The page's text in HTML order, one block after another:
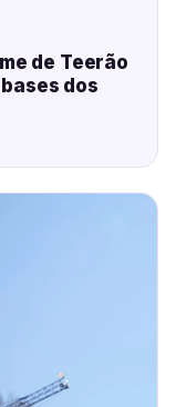
de Teerão
dos